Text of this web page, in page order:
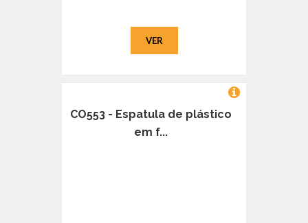
VER
CO553 - Espatula de plástico
em f...